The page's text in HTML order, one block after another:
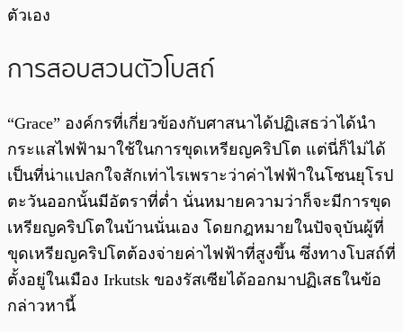
ตัวเอง
การสอบสวนตัวโบสถ์
“Grace” องค์กรที่เกี่ยวข้องกับศาสนาได้ปฏิเสธว่าได้นำ
กระแสไฟฟ้ามาใช้ในการขุดเหรียญคริปโต แต่นี่ก็ไม่ได้
เป็นที่น่าแปลกใจสักเท่าไรเพราะว่าค่าไฟฟ้าในโซนยุโรป
ตะวันออกนั้นมีอัตราที่ต่ำ นั่นหมายความว่าก็จะมีการขุด
เหรียญคริปโตในบ้านนั่นเอง โดยกฎหมายในปัจจุบันผู้ที่
ขุดเหรียญคริปโตต้องจ่ายค่าไฟฟ้าที่สูงขึ้น ซึ่งทางโบสถ์ที่
ตั้งอยู่ในเมือง Irkutsk ของรัสเซียได้ออกมาปฏิเสธในข้อ
กล่าวหานี้